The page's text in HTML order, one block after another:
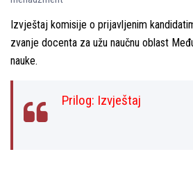
Izvještaj komisije o prijavljenim
zvanje docenta za užu naučnu oblast
nauke.
Prilog: Izvještaj